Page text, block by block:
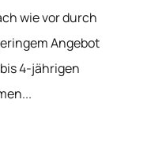
wie vor durch
Angebot
4-jährigen